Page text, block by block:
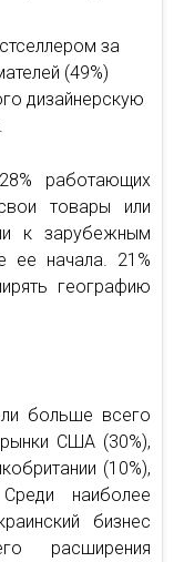
за
(49%)
дизайнерскую
работающих
товары или
к зарубежным
ее начала. 21%
географию
больше всего
США (30%),
(10%),
наиболее
бизнес
расширения